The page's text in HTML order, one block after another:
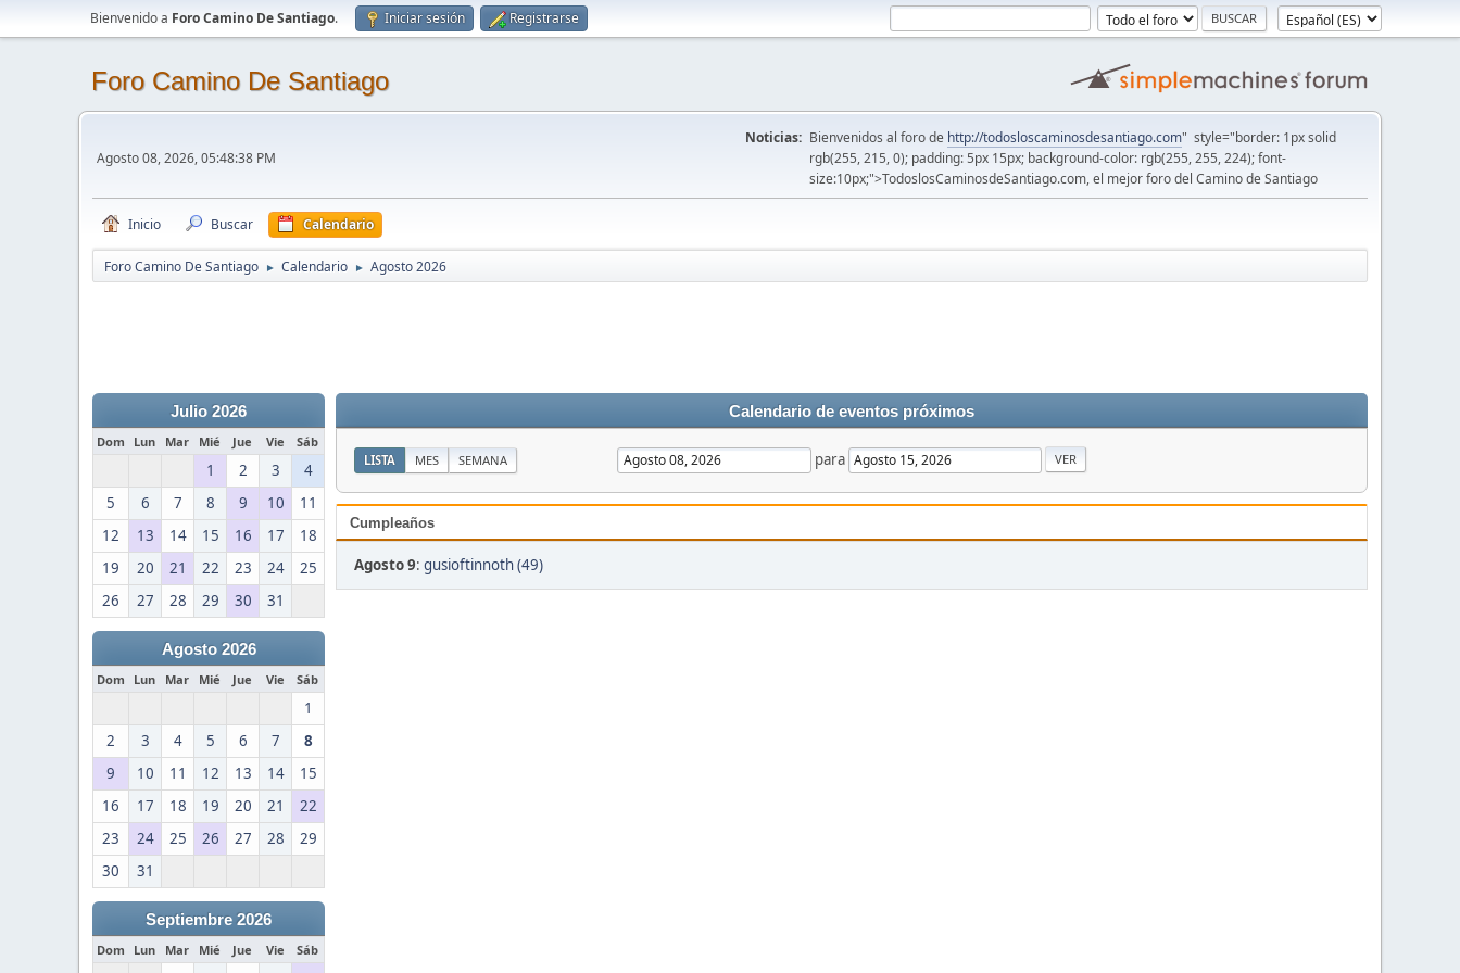
Bienvenido a Foro Camino De Santiago. Iniciar sesión Registrarse
Foro Camino De Santiago
Agosto 08, 2026, 05:48:38 PM
Noticias: Bienvenidos al foro de http://todosloscaminosdesantiago.com" style="border: 1px solid
rgb(255, 215, 0); padding: 5px 15px; background-color: rgb(255, 255, 224); font-
size:10px;">TodoslosCaminosdeSantiago.com, el mejor foro del Camino de Santiago
Inicio Buscar Calendario
Foro Camino De Santiago ► Calendario ► Agosto 2026
Julio 2026
Dom Lun Mar Mié Jue Vie Sáb
1 2 3
4
5
6 7 8 9 10
11
12
13 14 15 16 17
18
19
20 21 22 23 24
25
26
27 28 29 30 31
Agosto 2026
Dom Lun Mar Mié Jue Vie Sáb
1
2
3 4 5 6 7
8
9
10 11 12 13 14
15
16
17 18 19 20 21
22
23
24 25 26 27 28
29
30
31
Septiembre 2026
Dom Lun Mar Mié Jue Vie Sáb
Calendario de eventos próximos
LISTA MES SEMANA para
Cumpleaños
Agosto 9: gusioftinnoth (49)